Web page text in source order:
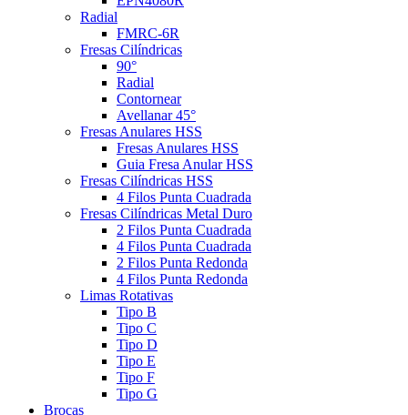
Radial
FMRC-6R
Fresas Cilíndricas
90°
Radial
Contornear
Avellanar 45°
Fresas Anulares HSS
Fresas Anulares HSS
Guia Fresa Anular HSS
Fresas Cilíndricas HSS
4 Filos Punta Cuadrada
Fresas Cilíndricas Metal Duro
2 Filos Punta Cuadrada
4 Filos Punta Cuadrada
2 Filos Punta Redonda
4 Filos Punta Redonda
Limas Rotativas
Tipo B
Tipo C
Tipo D
Tipo E
Tipo F
Tipo G
Brocas